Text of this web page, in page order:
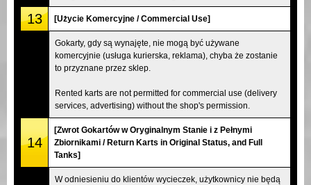
13 [Użycie Komercyjne / Commercial Use]
Gokarty, gdy są wynajęte, nie mogą być używane
komercyjnie (usługa kurierska, reklama), chyba że zostanie
to przyznane przez sklep.
Rented karts are not permitted for commercial use (delivery
services, advertising) without the shop's permission.
14
[Zwrot Gokartów w Oryginalnym Stanie i z Pełnymi
Zbiornikami / Return Karts in Original Status, and Full
Tanks]
W odniesieniu do klientów wycieczek, użytkownicy nie będą